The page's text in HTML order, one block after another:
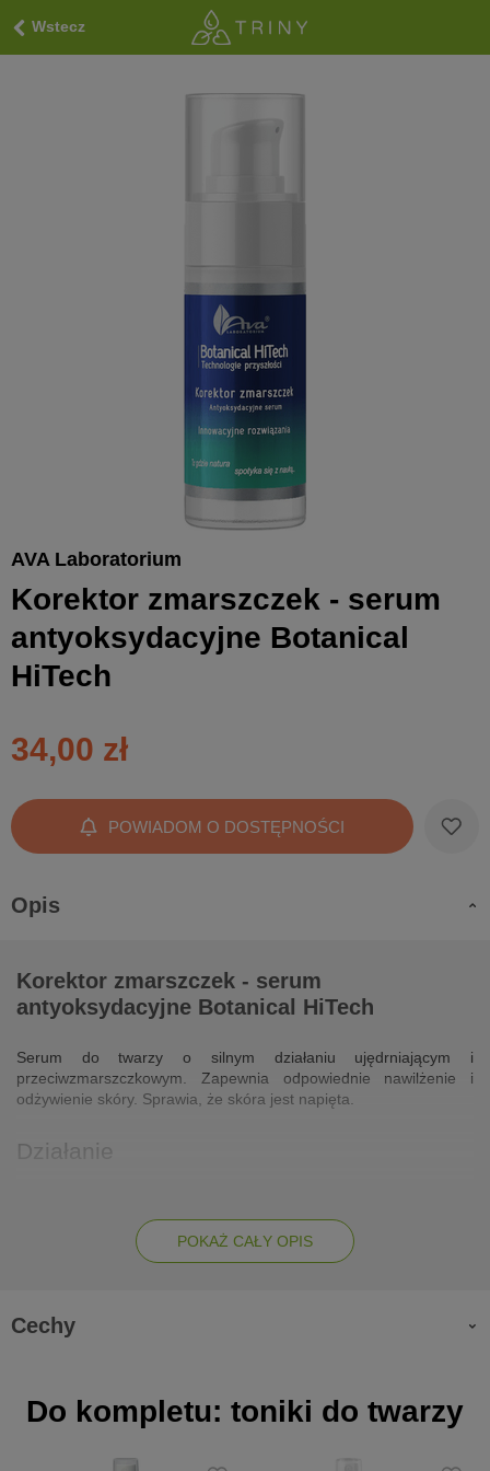
Wstecz
AVA Laboratorium
Korektor zmarszczek - serum
antyoksydacyjne Botanical
HiTech
34,00 zł
POWIADOM O DOSTĘPNOŚCI
Opis
Korektor zmarszczek - serum
antyoksydacyjne Botanical HiTech
Serum do twarzy o silnym działaniu ujędrniającym i
przeciwzmarszczkowym. Zapewnia odpowiednie nawilżenie i
odżywienie skóry. Sprawia, że skóra jest napięta.
Działanie
witamina C i resweratrol tworzą silny, antyoksydacyjny
wspomaga procesy przeciwstarzeniowe
skóra odzyskuje swój młodszy wygląd
POKAŻ CAŁY OPIS
Cechy
Do kompletu: toniki do twarzy